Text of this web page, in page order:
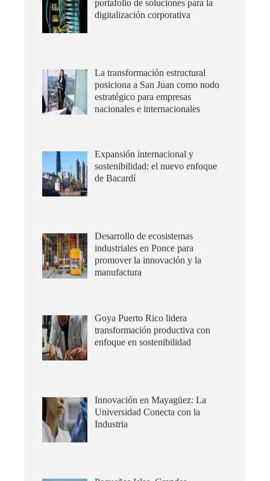
portafolio de soluciones para la
digitalización corporativa
La transformación estructural
posiciona a San Juan como nodo
estratégico para empresas
nacionales e internacionales
Expansión internacional y
sostenibilidad: el nuevo enfoque
de Bacardí
Desarrollo de ecosistemas
industriales en Ponce para
promover la innovación y la
manufactura
Goya Puerto Rico lidera
transformación productiva con
enfoque en sostenibilidad
Innovación en Mayagüez: La
Universidad Conecta con la
Industria